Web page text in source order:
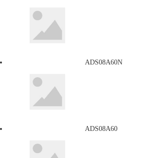
ADS08A60N
ADS08A60